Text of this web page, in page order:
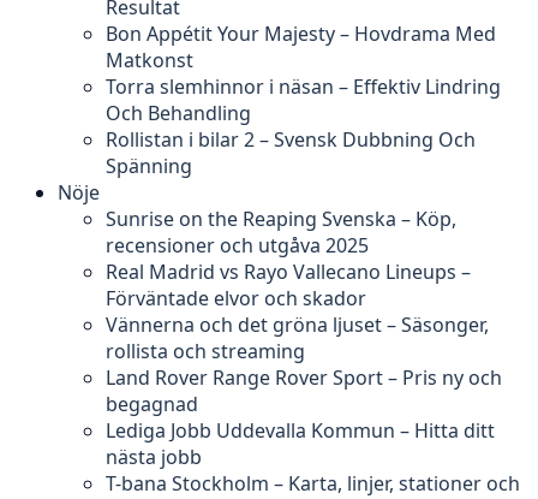
Resultat
Bon Appétit Your Majesty – Hovdrama Med
Matkonst
Torra slemhinnor i näsan – Effektiv Lindring
Och Behandling
Rollistan i bilar 2 – Svensk Dubbning Och
Spänning
Nöje
Sunrise on the Reaping Svenska – Köp,
recensioner och utgåva 2025
Real Madrid vs Rayo Vallecano Lineups –
Förväntade elvor och skador
Vännerna och det gröna ljuset – Säsonger,
rollista och streaming
Land Rover Range Rover Sport – Pris ny och
begagnad
Lediga Jobb Uddevalla Kommun – Hitta ditt
nästa jobb
T-bana Stockholm – Karta, linjer, stationer och